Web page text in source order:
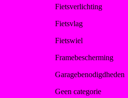
Fietsverlichting
Fietsvlag
Fietswiel
Framebescherming
Garagebenodigdheden
Geen categorie